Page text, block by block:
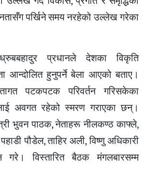
पर्खिने समय नरहेको उल्लेख गरेका
प्रधानले देशका विकृति
आन्दोलित हुनुपर्ने बेला आएको बताए।
पटकपटक परिवर्तन गरिसकेका
अवगत रहेको स्मरण गराएका छन्।
भुवन पाठक, नेताहरू नीलकण्ठ काफ्ले,
पौडेल, ताहिर अली, विष्णु अधिकारी
गरे। विस्तारित बैठक मंगलबारसम्म